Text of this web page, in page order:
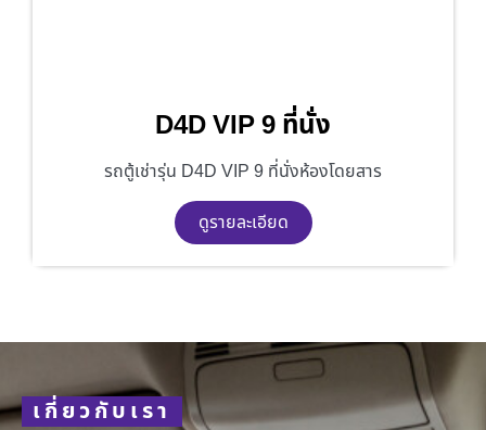
D4D VIP 9 ที่นั่ง
รถตู้เช่ารุ่น D4D VIP 9 ที่นั่งห้องโดยสาร
ดูรายละเอียด
เกี่ยวกับเรา